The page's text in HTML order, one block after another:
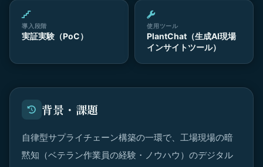
導入段階
実証実験（PoC）
使用ツール
PlantChat（生成AI現場
インサイトツール）
背景・課題
自律型サプライチェーン構築の一環で、工場現場の暗
黙知（ベテラン作業員の経験・ノウハウ）のデジタル